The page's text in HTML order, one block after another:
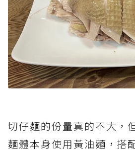
切仔麵的份量真的不大，
麵體本身使用黃油麵，搭